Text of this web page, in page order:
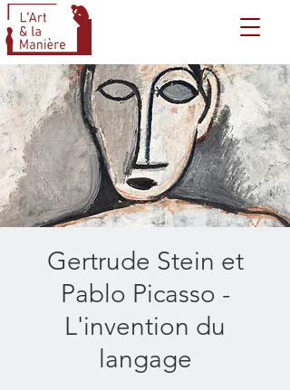
Gertrude Stein et
Pablo Picasso -
L'invention du
langage